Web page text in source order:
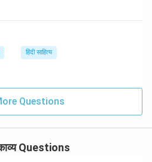
चरित्र सत्य, साहस, और न्याय के लिए
ने उन्हें एक महान महिला पात्र
Solution in PDF
हिंदी साहित्य
Questions
Questions